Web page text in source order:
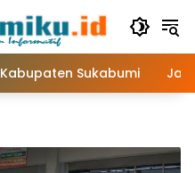
Kabupaten Sukabumi